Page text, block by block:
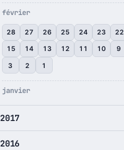
février
28 27 26 25 24 23 22
15 14 13 12 11 10 9
3 2 1
janvier
2017
2016